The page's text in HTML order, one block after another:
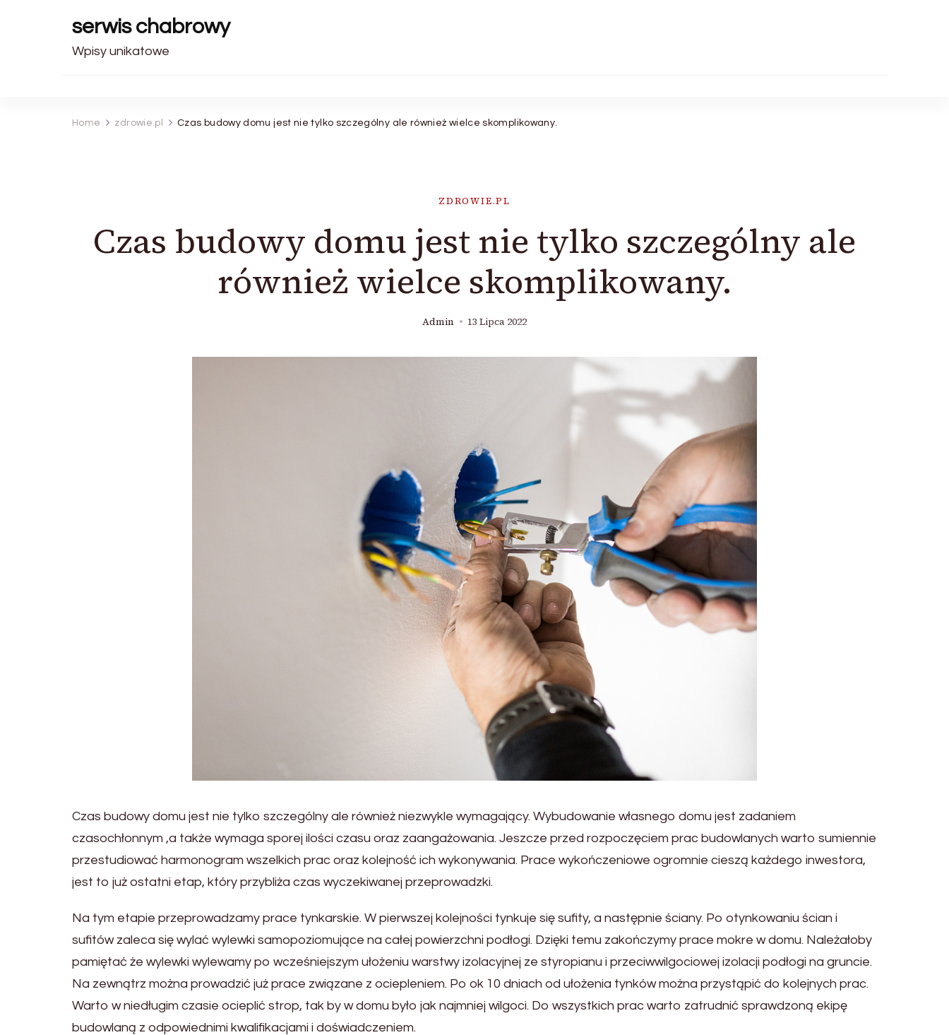
serwis chabrowy
Wpisy unikatowe
Home zdrowie.pl Czas budowy domu jest nie tylko szczególny ale również wielce skomplikowany.
ZDROWIE.PL
Czas budowy domu jest nie tylko szczególny ale
również wielce skomplikowany.
Admin 13 Lipca 2022
Czas budowy domu jest nie tylko szczególny ale również niezwykle wymagający. Wybudowanie własnego domu jest zadaniem
czasochłonnym ,a także wymaga sporej ilości czasu oraz zaangażowania. Jeszcze przed rozpoczęciem prac budowlanych warto sumiennie
przestudiować harmonogram wszelkich prac oraz kolejność ich wykonywania. Prace wykończeniowe ogromnie cieszą każdego inwestora,
jest to już ostatni etap, który przybliża czas wyczekiwanej przeprowadzki.
Na tym etapie przeprowadzamy prace tynkarskie. W pierwszej kolejności tynkuje się sufity, a następnie ściany. Po otynkowaniu ścian i
sufitów zaleca się wylać wylewki samopoziomujące na całej powierzchni podłogi. Dzięki temu zakończymy prace mokre w domu. Należałoby
pamiętać że wylewki wylewamy po wcześniejszym ułożeniu warstwy izolacyjnej ze styropianu i przeciwwilgociowej izolacji podłogi na gruncie.
Na zewnątrz można prowadzić już prace związane z ociepleniem. Po ok 10 dniach od ułożenia tynków można przystąpić do kolejnych prac.
Warto w niedługim czasie ocieplić strop, tak by w domu było jak najmniej wilgoci. Do wszystkich prac warto zatrudnić sprawdzoną ekipę
budowlaną z odpowiednimi kwalifikacjami i doświadczeniem.